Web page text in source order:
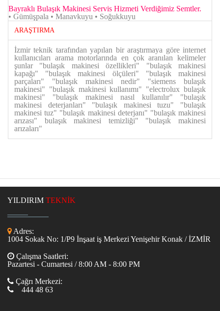
Bayraklı Bulaşık Makinesi Servis Hizmeti Verdiğimiz Semtler.
• Gümüşpala • Manavkuyu • Soğukkuyu
ARAŞTIRMA
İzmir teknik tarafından yapılan bir araştırmaya göre internet
kullanıcıları arama motorlarında en çok aranılan kelimeler
şunlar "bulaşık makinesi özellikleri" "bulaşık makinesi
kapağı" "bulaşık makinesi ölçüleri" "bulaşık makinesi
parçaları" "bulaşık makinesi nedir" "siemens bulaşık
makinesi" "bulaşık makinesi kullanımı" "electrolux bulaşık
makinesi" "bulaşık makinesi nasıl kullanılır" "bulaşık
makinesi deterjanları" "bulaşık makinesi tuzu" "bulaşık
makinesi tuz" "bulaşık makinesi deterjanı" "bulaşık makinesi
arızası" bulaşık makinesi temizliği" "bulaşık makinesi
arızaları"
YILDIRIM TEKNİK
Adres:
1004 Sokak No: 1/P9 İnşaat iş Merkezi Yenişehir Konak / İZMİR
Çalışma Saatleri:
Pazartesi - Cumartesi / 8:00 AM - 8:00 PM
Çağrı Merkezi:
444 48 63